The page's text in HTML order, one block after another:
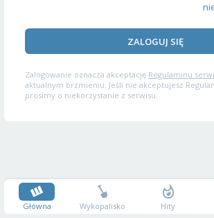
ZALOGUJ SIĘ
Zalogowanie oznacza akceptację Regulaminu
aktualnym brzmieniu. Jeśli nie akceptujesz
prosimy o niekorzystanie z serwisu.
Główna Wykopalisko Hity